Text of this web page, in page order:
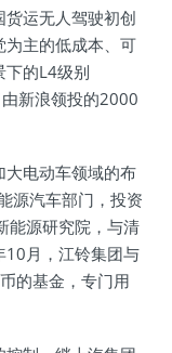
运无人驾驶初创
为主的低成本、可
下的L4级别
由新浪领投的2000
大电动车领域的布
源汽车部门，投资
能源研究院，与清
10月，江铃集团与
的基金，专门用